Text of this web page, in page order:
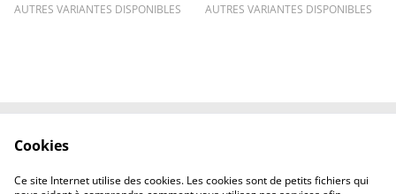
AUTRES VARIANTES DISPONIBLES AUTRES VARIANTES DISPONIBLES
confidentialité
Cookies
Ce site Internet utilise des cookies. Les cookies sont de petits fichiers qui